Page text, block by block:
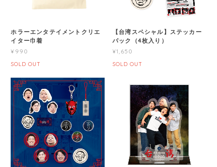
ホラーエンタテイメントクリエ
イター巾着
¥990
SOLD OUT
【台湾スペシャル】ステッカー
パック（4枚入り）
¥1,650
SOLD OUT